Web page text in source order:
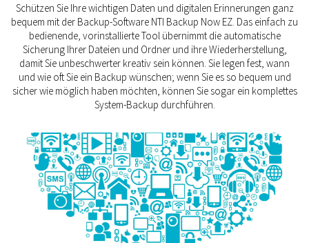
Schützen Sie Ihre wichtigen Daten und digitalen Erinnerungen ganz
bequem mit der Backup-Software NTI Backup Now EZ. Das einfach zu
bedienende, vorinstallierte Tool übernimmt die automatische
Sicherung Ihrer Dateien und Ordner und ihre Wiederherstellung,
damit Sie unbeschwerter kreativ sein können. Sie legen fest, wann
und wie oft Sie ein Backup wünschen; wenn Sie es so bequem und
sicher wie möglich haben möchten, können Sie sogar ein komplettes
System-Backup durchführen.